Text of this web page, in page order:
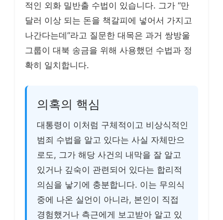
적인 외화 밀반출 수법이 있습니다. 그가 “만
달러 이상 되는 돈을 책갈피에 넣어서 가지고
나간다는데”라고 질문한 대목은 과거 쌍방울
그룹이 대북 송금을 위해 사용했던 수법과 정
확히 일치합니다.
의혹의 핵심
대통령이 이처럼 구체적이고 비상식적인
범죄 수법을 알고 있다는 사실 자체만으
로도, 그가 해당 사건의 내막을 잘 알고
있거나 깊숙이 관련되어 있다는 합리적
의심을 낳기에 충분합니다. 이는 무의식
중에 나온 실언이 아니라, 본인이 직접
경험했거나 측근에게 보고받아 알고 있